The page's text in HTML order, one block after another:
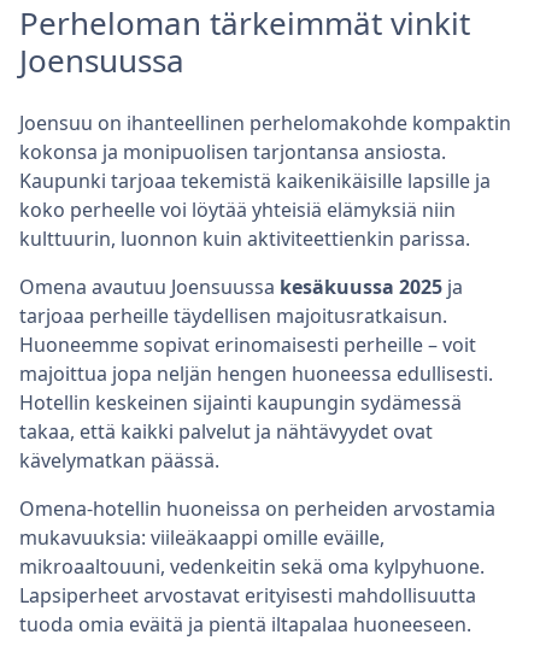
Perheloman tärkeimmät vinkit
Joensuussa
Joensuu on ihanteellinen perhelomakohde kompaktin
kokonsa ja monipuolisen tarjontansa ansiosta.
Kaupunki tarjoaa tekemistä kaikenikäisille lapsille ja
koko perheelle voi löytää yhteisiä elämyksiä niin
kulttuurin, luonnon kuin aktiviteettienkin parissa.
Omena avautuu Joensuussa kesäkuussa 2025 ja
tarjoaa perheille täydellisen majoitusratkaisun.
Huoneemme sopivat erinomaisesti perheille – voit
majoittua jopa neljän hengen huoneessa edullisesti.
Hotellin keskeinen sijainti kaupungin sydämessä
takaa, että kaikki palvelut ja nähtävyydet ovat
kävelymatkan päässä.
Omena-hotellin huoneissa on perheiden arvostamia
mukavuuksia: viileäkaappi omille eväille,
mikroaaltouuni, vedenkeitin sekä oma kylpyhuone.
Lapsiperheet arvostavat erityisesti mahdollisuutta
tuoda omia eväitä ja pientä iltapalaa huoneeseen.